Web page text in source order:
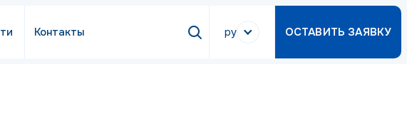
Контакты ру ОСТАВИТЬ ЗАЯВКУ